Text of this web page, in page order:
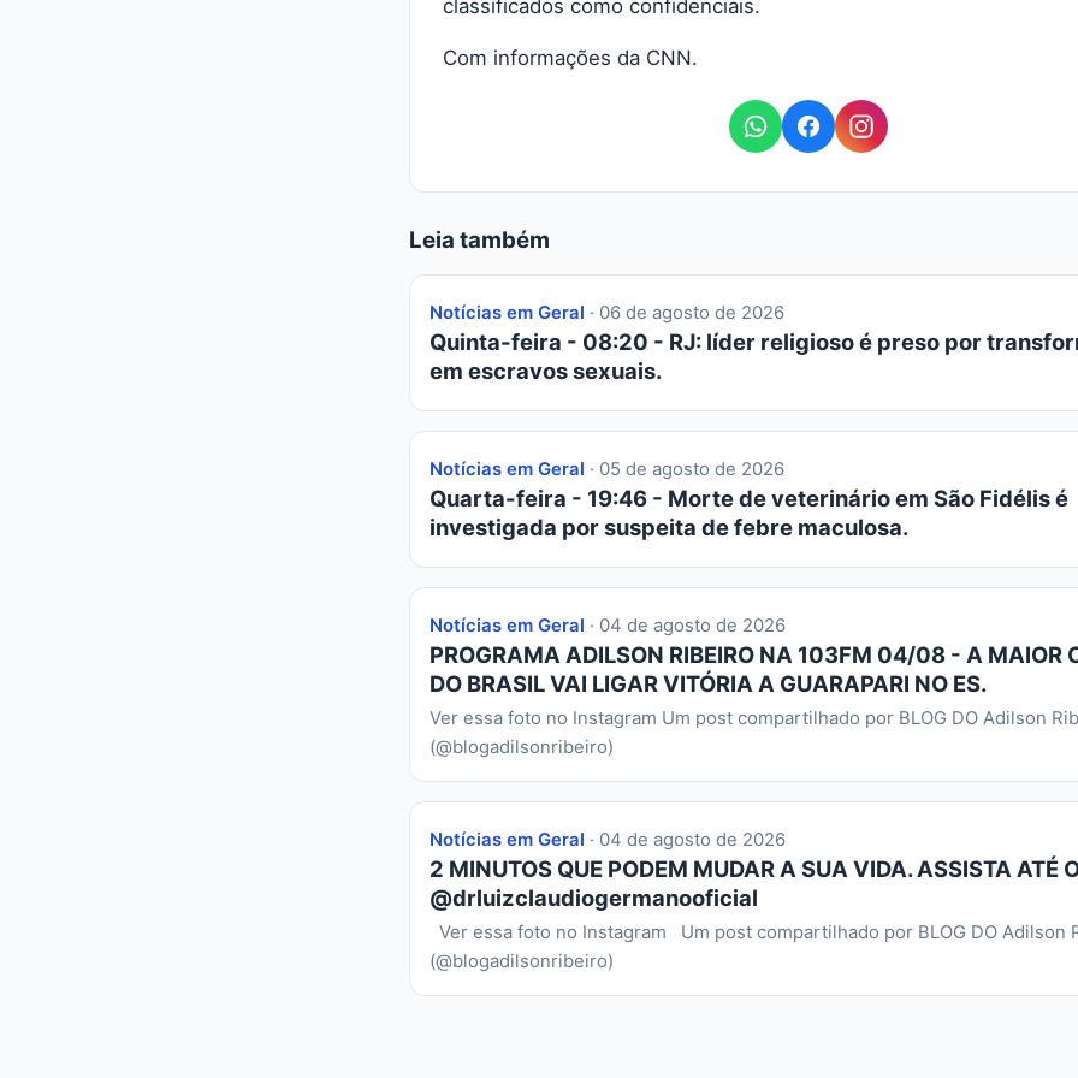
classificados como confidenciais.
Com informações da CNN.
Leia também
Notícias em Geral · 06 de agosto de 2026
Quinta-feira - 08:20 - RJ: líder religioso é preso por
em escravos sexuais.
Notícias em Geral · 05 de agosto de 2026
Quarta-feira - 19:46 - Morte de veterinário em São Fidélis é
investigada por suspeita de febre maculosa.
Notícias em Geral · 04 de agosto de 2026
PROGRAMA ADILSON RIBEIRO NA 103FM 04/08 - A MAIOR
DO BRASIL VAI LIGAR VITÓRIA A GUARAPARI NO ES.
Ver essa foto no Instagram Um post compartilhado por BLOG DO Adilson
(@blogadilsonribeiro)
Notícias em Geral · 04 de agosto de 2026
2 MINUTOS QUE PODEM MUDAR A SUA VIDA. ASSISTA ATÉ
@drluizclaudiogermanooficial
Ver essa foto no Instagram Um post compartilhado por BLOG DO Adilson
(@blogadilsonribeiro)